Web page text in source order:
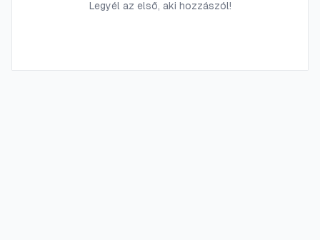
Legyél az első, aki hozzászól!